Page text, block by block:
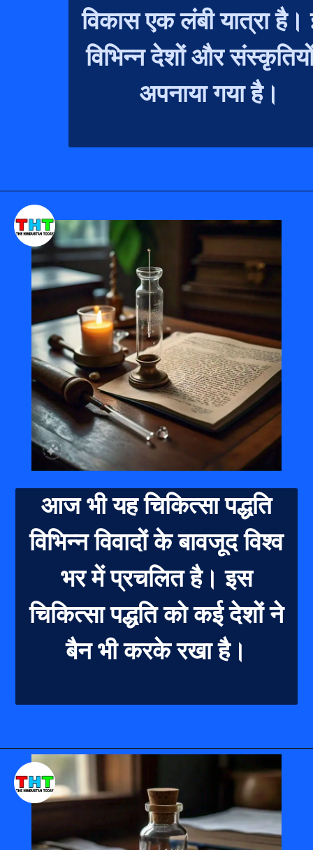
विकास एक लंबी यात्रा है। इसे
विभिन्न देशों और संस्कृतियों में
अपनाया गया है।
आज भी यह चिकित्सा पद्धति
विभिन्न विवादों के बावजूद विश्व
भर में प्रचलित है। इस
चिकित्सा पद्धति को कई देशों ने
बैन भी करके रखा है।